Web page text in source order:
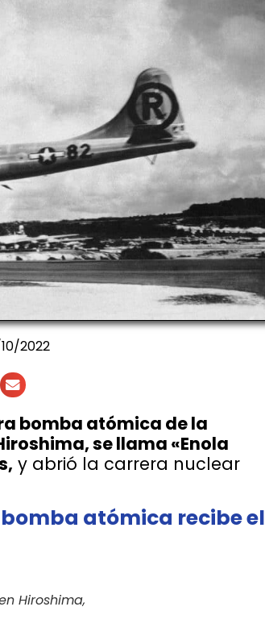
2022
bomba atómica de la
se llama «Enola
y abrió la carrera nuclear
atómica recibe el
Hiroshima,